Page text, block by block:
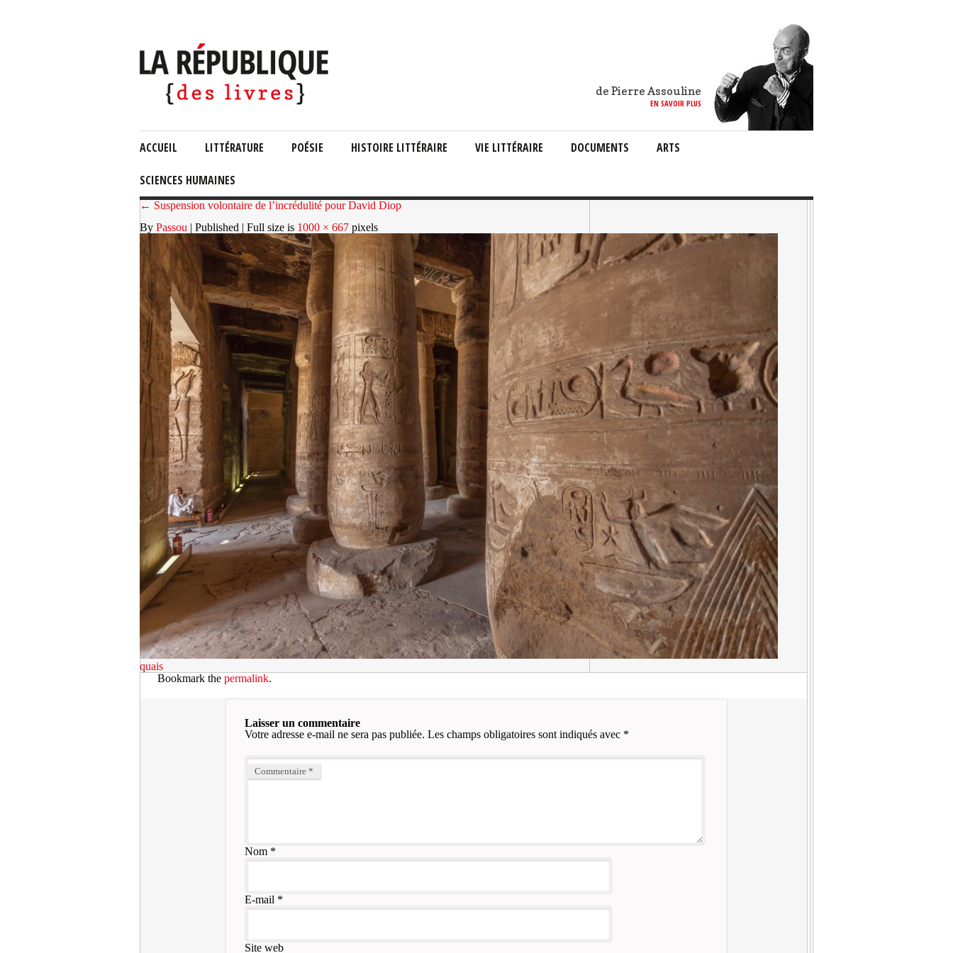
de Pierre Assouline
EN SAVOIR PLUS
ACCUEIL LITTÉRATURE POÉSIE HISTOIRE LITTÉRAIRE VIE LITTÉRAIRE DOCUMENTS ARTS
SCIENCES HUMAINES
← Suspension volontaire de l’incrédulité pour David Diop
By Passou | Published | Full size is 1000 × 667 pixels
quais
Bookmark the permalink.
Laisser un commentaire
Votre adresse e-mail ne sera pas publiée. Les champs obligatoires sont indiqués avec *
Commentaire *
Nom*
E-mail *
Site web